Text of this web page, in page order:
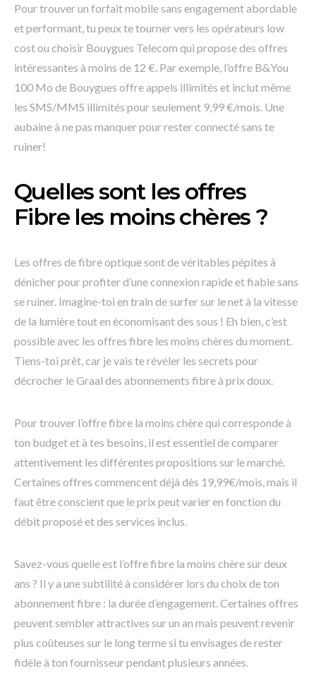
Pour trouver un forfait mobile sans engagement abordable
et performant, tu peux te tourner vers les opérateurs low
cost ou choisir Bouygues Telecom qui propose des offres
intéressantes à moins de 12 €. Par exemple, l’offre B&You
100 Mo de Bouygues offre appels illimités et inclut même
les SMS/MMS illimités pour seulement 9,99 €/mois. Une
aubaine à ne pas manquer pour rester connecté sans te
ruiner!
Quelles sont les offres
Fibre les moins chères ?
Les offres de fibre optique sont de véritables pépites à
dénicher pour profiter d’une connexion rapide et fiable sans
se ruiner. Imagine-toi en train de surfer sur le net à la vitesse
de la lumière tout en économisant des sous ! Eh bien, c’est
possible avec les offres fibre les moins chères du moment.
Tiens-toi prêt, car je vais te révéler les secrets pour
décrocher le Graal des abonnements fibre à prix doux.
Pour trouver l’offre fibre la moins chère qui corresponde à
ton budget et à tes besoins, il est essentiel de comparer
attentivement les différentes propositions sur le marché.
Certaines offres commencent déjà dès 19,99€/mois, mais il
faut être conscient que le prix peut varier en fonction du
débit proposé et des services inclus.
Savez-vous quelle est l’offre fibre la moins chère sur deux
ans ? Il y a une subtilité à considérer lors du choix de ton
abonnement fibre : la durée d’engagement. Certaines offres
peuvent sembler attractives sur un an mais peuvent revenir
plus coûteuses sur le long terme si tu envisages de rester
fidèle à ton fournisseur pendant plusieurs années.